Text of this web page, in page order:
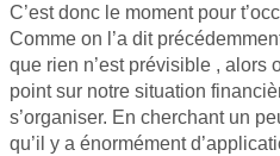
C’est donc le moment pour
Comme on l’a dit
que rien n’est prévisible , alors
point sur notre situation
s’organiser. En cherchant un
qu’il y a énormément